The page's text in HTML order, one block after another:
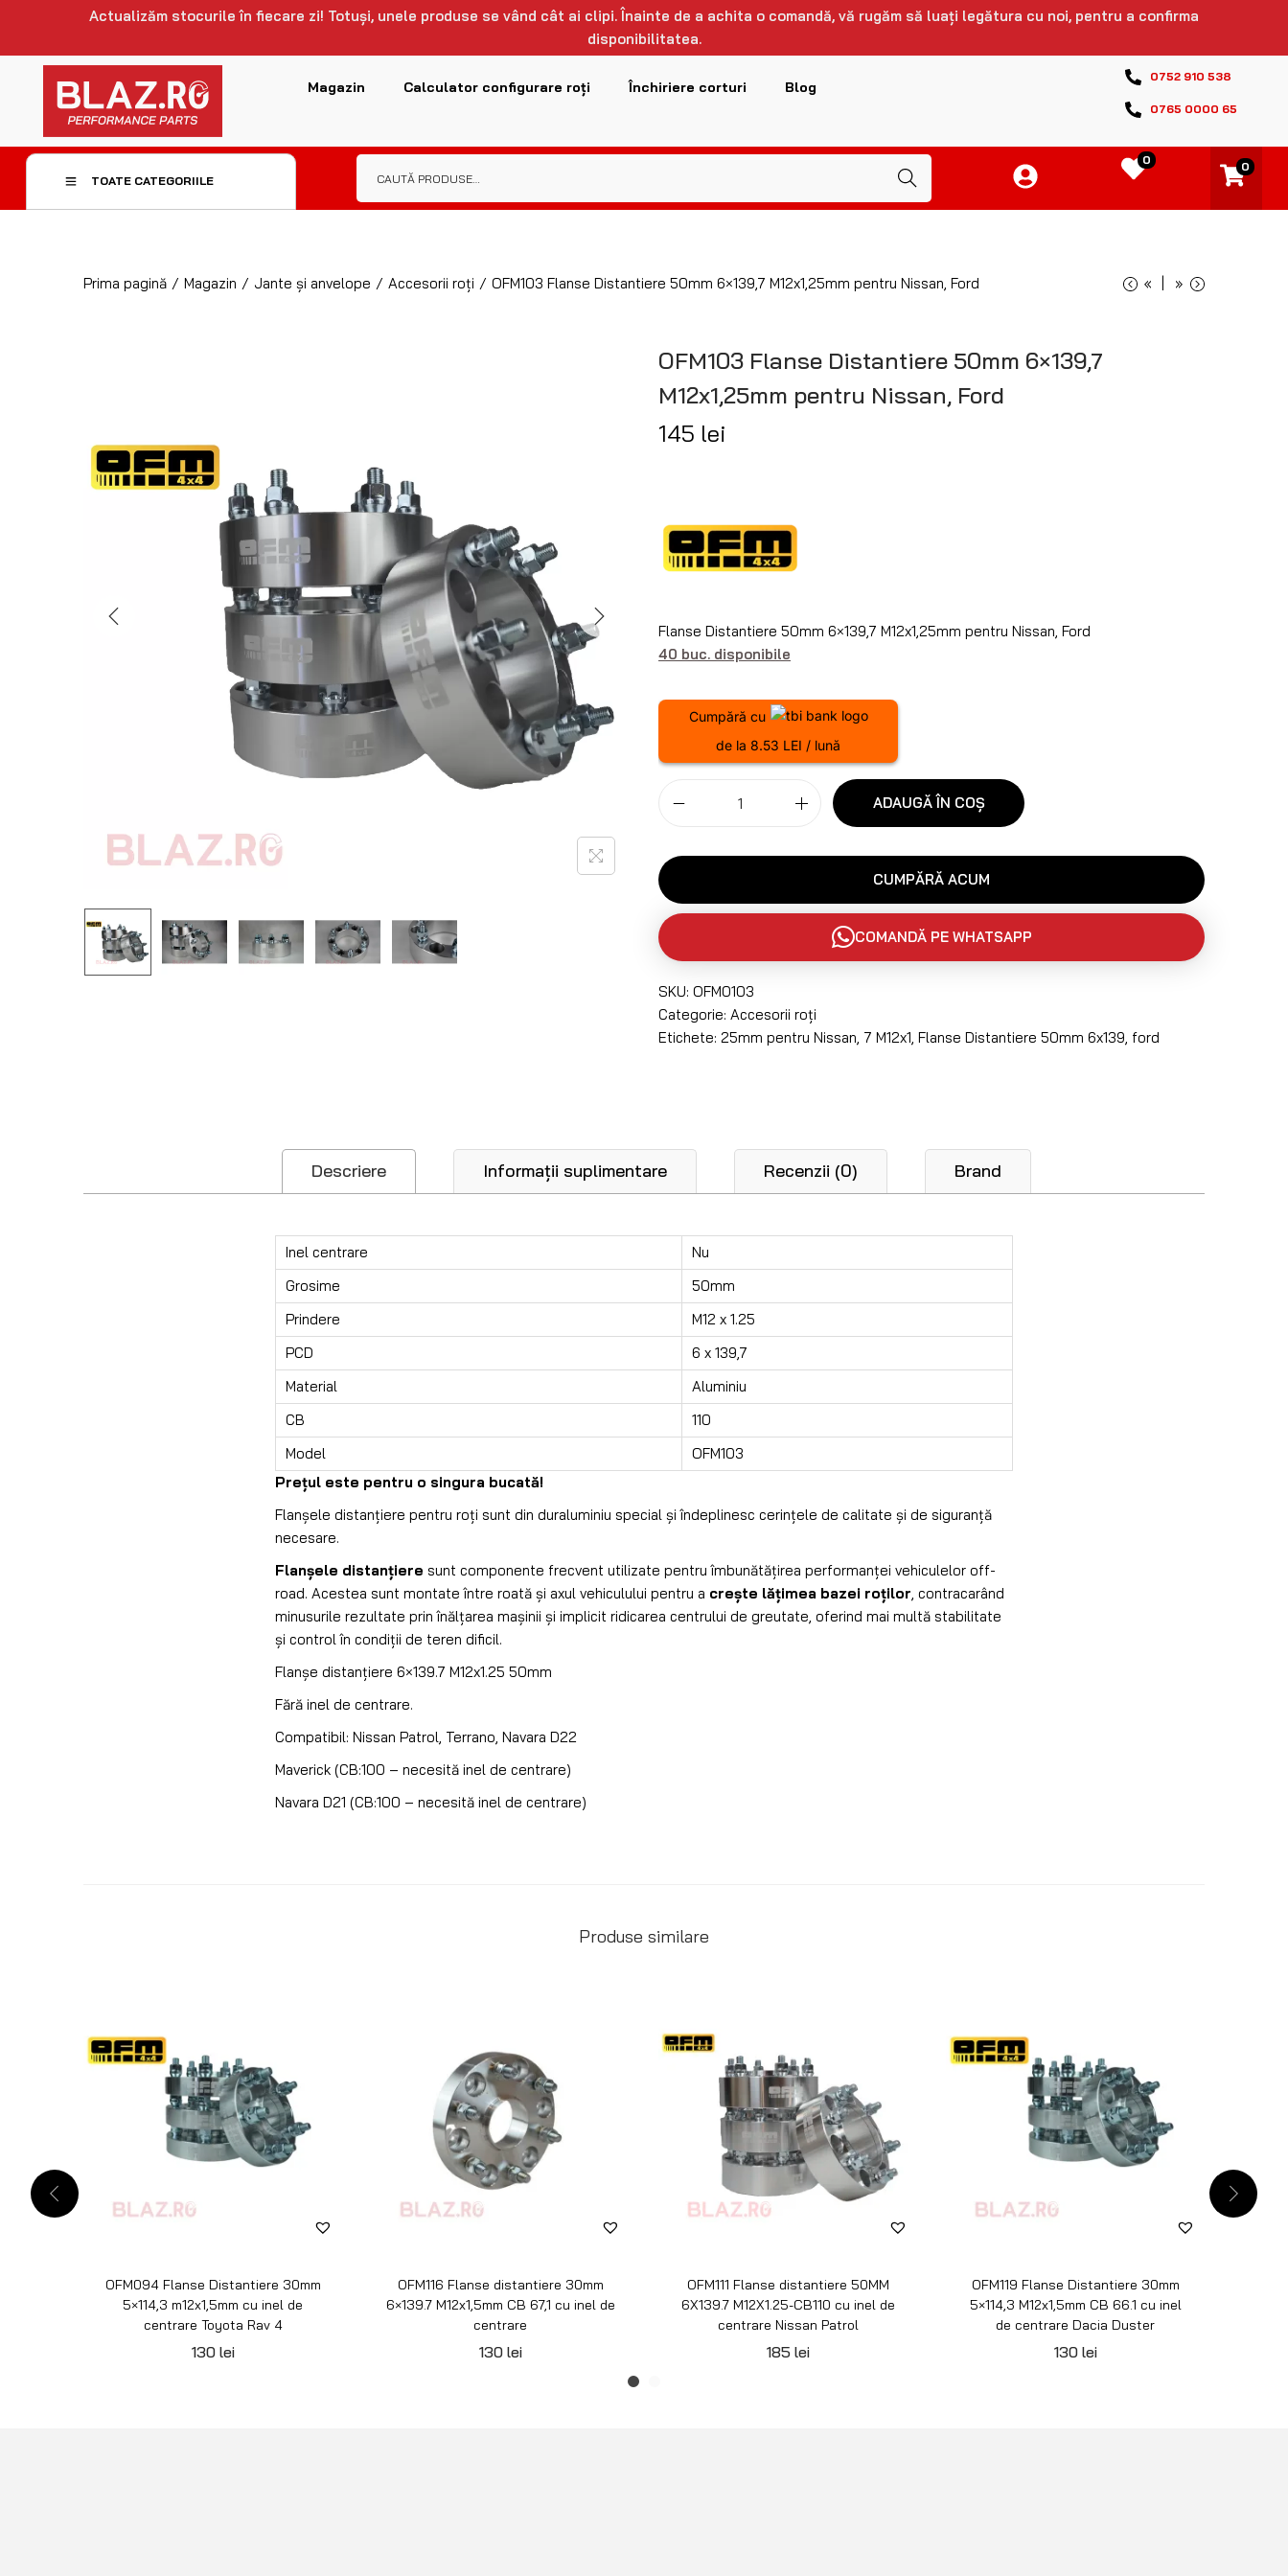
Actualizăm stocurile în fiecare zi! Totuși, unele produse se vând cât ai clipi. Înainte de a achita o comandă, vă rugăm să luați legătura cu noi, pentru a confirma
disponibilitatea.
Magazin Calculator configurare roți Închiriere corturi Blog
0752 910 538
0765 0000 65
TOATE CATEGORIILE Caută
0 0
Prima pagină / Magazin / Jante și anvelope / Accesorii roți / OFM103 Flanse Distantiere 50mm 6×139,7 M12x1,25mm pentru Nissan, Ford « »
OFM103 Flanse Distantiere 50mm 6×139,7
M12x1,25mm pentru Nissan, Ford
145 lei
Flanse Distantiere 50mm 6×139,7 M12x1,25mm pentru Nissan, Ford
40 buc. disponibile
Cumpără cu
de la 8.53 LEI / lună
ADAUGĂ ÎN COȘ
CUMPĂRĂ ACUM
COMANDĂ PE WHATSAPP
SKU: OFM0103
Categorie: Accesorii roți
Etichete: 25mm pentru Nissan, 7 M12x1, Flanse Distantiere 50mm 6x139, ford
Descriere Informații suplimentare Recenzii (0) Brand
Inel centrare
Nu
Grosime
50mm
Prindere
M12 x 1.25
PCD
6 x 139,7
Material
Aluminiu
CB
110
Model
OFM103
Prețul este pentru o singura bucată!
Flanșele distanțiere pentru roți sunt din duraluminiu special și îndeplinesc cerințele de calitate și de siguranță
necesare.
Flanșele distanțiere sunt componente frecvent utilizate pentru îmbunătățirea performanței vehiculelor off-
road. Acestea sunt montate între roată și axul vehiculului pentru a crește lățimea bazei roților, contracarând
minusurile rezultate prin înălțarea mașinii și implicit ridicarea centrului de greutate, oferind mai multă stabilitate
și control în condiții de teren dificil.
Flanșe distanțiere 6×139.7 M12x1.25 50mm
Fără inel de centrare.
Compatibil: Nissan Patrol, Terrano, Navara D22
Maverick (CB:100 – necesită inel de centrare)
Navara D21 (CB:100 – necesită inel de centrare)
Produse similare
OFM094 Flanse Distantiere 30mm
5×114,3 m12x1,5mm cu inel de
centrare Toyota Rav 4
130 lei
OFM116 Flanse distantiere 30mm
6×139.7 M12x1,5mm CB 67,1 cu inel de
centrare
130 lei
OFM111 Flanse distantiere 50MM
6X139.7 M12X1.25-CB110 cu inel de
centrare Nissan Patrol
185 lei
OFM119 Flanse Distantiere 30mm
5×114,3 M12x1,5mm CB 66.1 cu inel
de centrare Dacia Duster
130 lei